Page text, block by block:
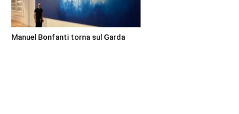
Manuel Bonfanti torna sul Garda